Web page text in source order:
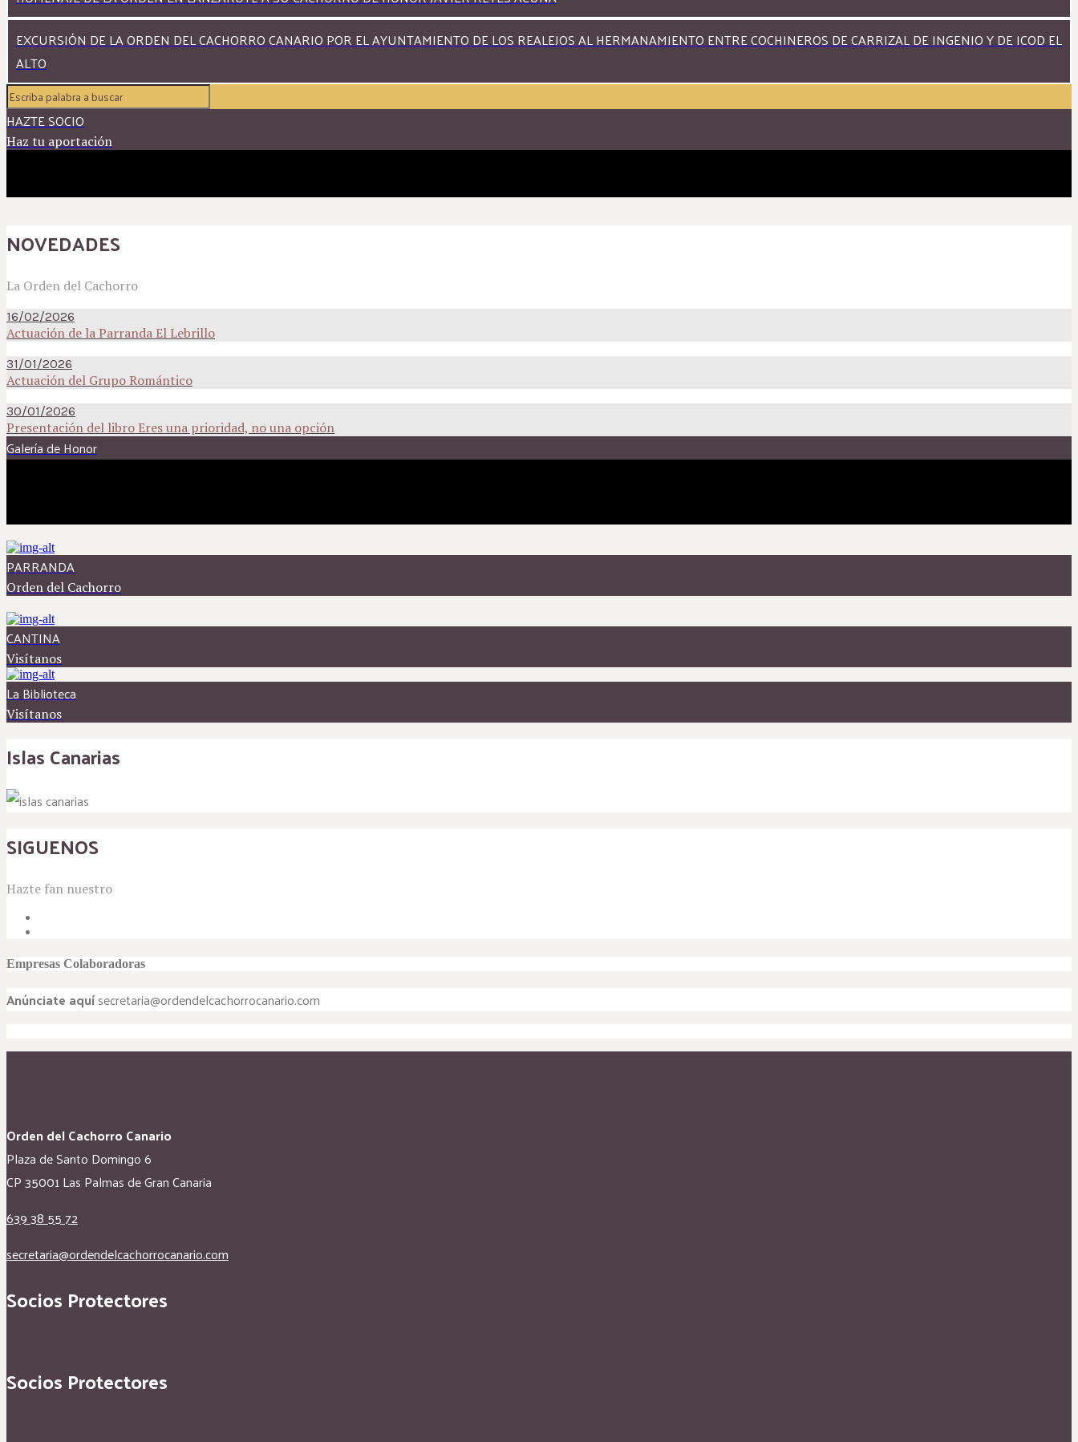
EXCURSIÓN DE LA ORDEN DEL CACHORRO CANARIO POR EL AYUNTAMIENTO DE LOS REALEJOS AL HERMANAMIENTO ENTRE COCHINEROS DE CARRIZAL DE INGENIO Y DE ICOD EL
ALTO
HAZTE SOCIO
Haz tu aportación
NOVEDADES
La Orden del Cachorro
16/02/2026
Actuación de la Parranda El Lebrillo
31/01/2026
Actuación del Grupo Romántico
30/01/2026
Presentación del libro Eres una prioridad, no una opción
Galería de Honor
PARRANDA
Orden del Cachorro
CANTINA
Visítanos
La Biblioteca
Visítanos
Islas Canarias
SIGUENOS
Hazte fan nuestro
Empresas Colaboradoras
Anúnciate aquísecretaria@ordendelcachorrocanario.com
Orden del Cachorro Canario
Plaza de Santo Domingo 6
CP 35001 Las Palmas de Gran Canaria
639 38 55 72
secretaria@ordendelcachorrocanario.com
Socios Protectores
Socios Protectores